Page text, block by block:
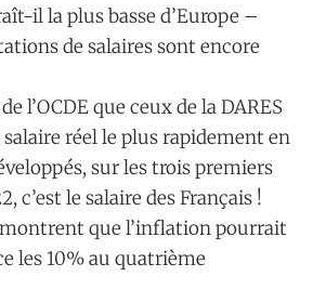
il la plus basse d’Europe –
de salaires sont encore
l’OCDE que ceux de la DARES
réel le plus rapidement en
sur les trois premiers
c’est le salaire des Français !
montrent que l’inflation pourrait
les 10% au quatrième